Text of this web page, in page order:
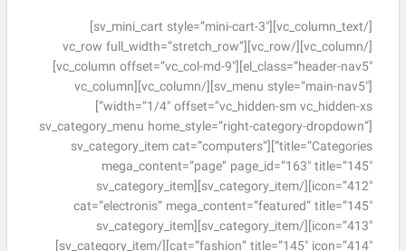
[/vc_column_text][sv_mini_cart style=”mini-cart-3″]
[/vc_column][/vc_row][vc_row full_width=”stretch_row”
el_class=”header-nav5″][vc_column offset=”vc_col-md-9″]
[sv_menu style=”main-nav5″][/vc_column][vc_column
width=”1/4″ offset=”vc_hidden-sm vc_hidden-xs”]
[sv_category_menu home_style=”right-category-dropdown”
title=”Categories”][sv_category_item cat=”computers”
mega_content=”page” page_id=”163″ title=”145″
icon=”412″][/sv_category_item][sv_category_item
cat=”electronis” mega_content=”featured” title=”145″
icon=”413″][/sv_category_item][sv_category_item
cat=”fashion” title=”145″ icon=”414″][/sv_category_item]